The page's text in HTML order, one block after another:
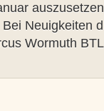
Neuigkeiten
Wormuth BTL